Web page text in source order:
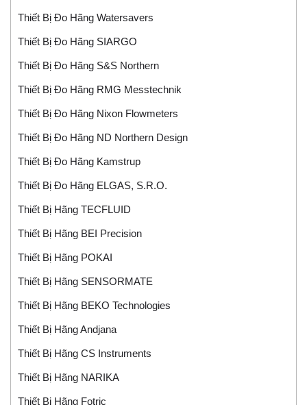
Thiết Bị Đo Hãng Watersavers
Thiết Bị Đo Hãng SIARGO
Thiết Bị Đo Hãng S&S Northern
Thiết Bị Đo Hãng RMG Messtechnik
Thiết Bị Đo Hãng Nixon Flowmeters
Thiết Bị Đo Hãng ND Northern Design
Thiết Bị Đo Hãng Kamstrup
Thiết Bị Đo Hãng ELGAS, S.r.o.
Thiết Bị Hãng TECFLUID
Thiết Bị Hãng BEI Precision
Thiết Bị Hãng POKAI
Thiết Bị Hãng SENSORMATE
Thiết Bị Hãng BEKO Technologies
Thiết Bị Hãng Andjana
Thiết Bị Hãng CS Instruments
Thiết Bị Hãng NARIKA
Thiết Bị Hãng Fotric